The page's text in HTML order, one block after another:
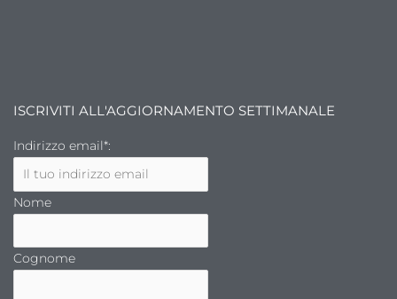
ISCRIVITI ALL'AGGIORNAMENTO SETTIMANALE
Indirizzo email*:
Nome
Cognome